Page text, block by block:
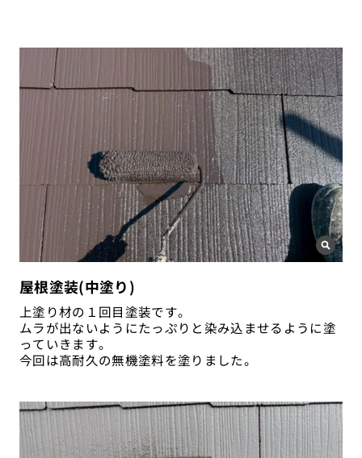
屋根塗装(中塗り)
上塗り材の１回目塗装です。
ムラが出ないようにたっぷりと染み込ませるように塗
っていきます。
今回は高耐久の無機塗料を塗りました。